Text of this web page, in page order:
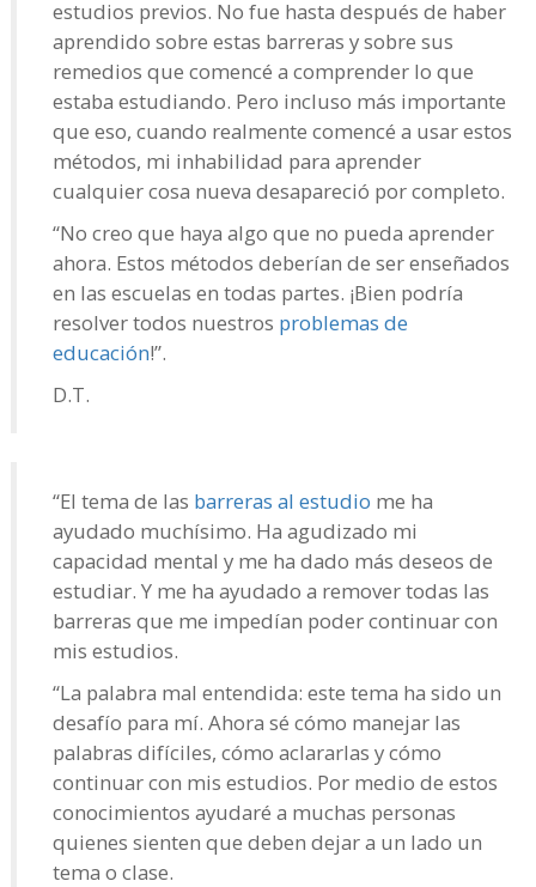
estudios previos. No fue hasta después de haber
aprendido sobre estas barreras y sobre sus
remedios que comencé a comprender lo que
estaba estudiando. Pero incluso más importante
que eso, cuando realmente comencé a usar estos
métodos, mi inhabilidad para aprender
cualquier cosa nueva desapareció por completo.
“No creo que haya algo que no pueda aprender
ahora. Estos métodos deberían de ser enseñados
en las escuelas en todas partes. ¡Bien podría
resolver todos nuestros problemas de
educación!”.
D.T.
“El tema de las barreras al estudio me ha
ayudado muchísimo. Ha agudizado mi
capacidad mental y me ha dado más deseos de
estudiar. Y me ha ayudado a remover todas las
barreras que me impedían poder continuar con
mis estudios.
“La palabra mal entendida: este tema ha sido un
desafío para mí. Ahora sé cómo manejar las
palabras difíciles, cómo aclararlas y cómo
continuar con mis estudios. Por medio de estos
conocimientos ayudaré a muchas personas
quienes sienten que deben dejar a un lado un
tema o clase.